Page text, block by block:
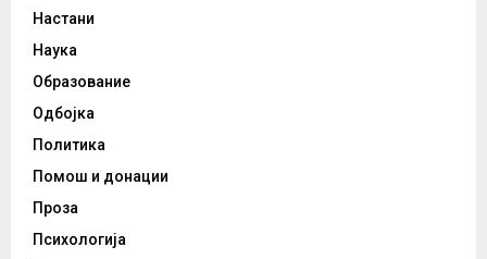
Настани
Наука
Образование
Одбојка
Политика
Помош и донации
Проза
Психологија